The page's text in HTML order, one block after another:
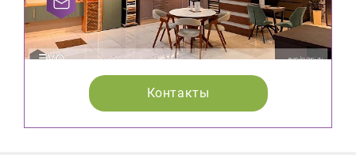
Контакты